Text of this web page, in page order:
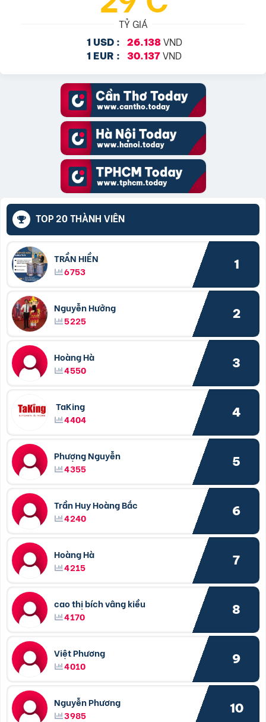
TỶ GIÁ
1 USD : 26.138VND
1 EUR : 30.137 VND
TOP 20 THÀNH VIÊN
TRẦN HIỀN
6753
1
Nguyễn Hưởng
5225
2
Hoàng Hà
4550
3
TaKing
4404
4
Phượng Nguyễn
4355
5
Trần Huy Hoàng Bắc
4240
6
Hoàng Hà
4215
7
cao thị bích vâng kiều
4170
8
Việt Phương
4010
9
Nguyễn Phương
3985
10